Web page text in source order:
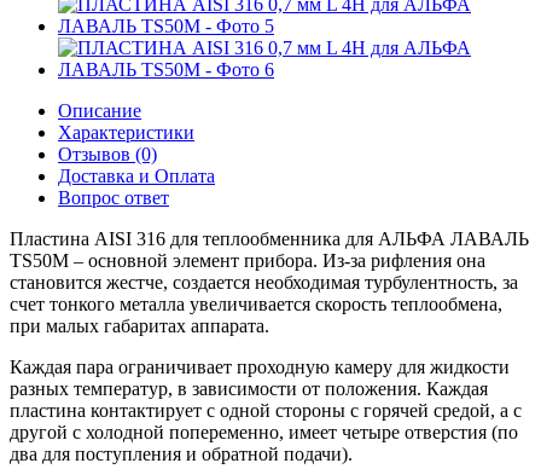
Описание
Характеристики
Отзывов (0)
Доставка и Оплата
Вопрос ответ
Пластина AISI 316 для теплообменника для АЛЬФА ЛАВАЛЬ
TS50M – основной элемент прибора. Из-за рифления она
становится жестче, создается необходимая турбулентность, за
счет тонкого металла увеличивается скорость теплообмена,
при малых габаритах аппарата.
Каждая пара ограничивает проходную камеру для жидкости
разных температур, в зависимости от положения. Каждая
пластина контактирует с одной стороны с горячей средой, а с
другой с холодной попеременно, имеет четыре отверстия (по
два для поступления и обратной подачи).